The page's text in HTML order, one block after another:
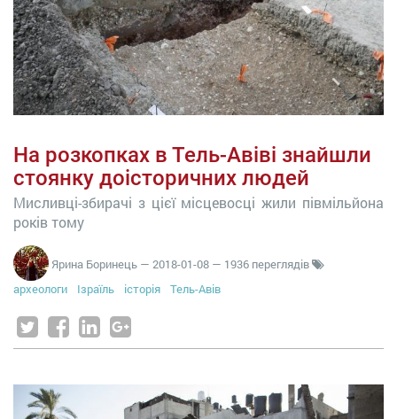
На розкопках в Тель-Авіві знайшли
стоянку доісторичних людей
Мисливці-збирачі з цієї місцевосці жили півмільйона
років тому
Ярина Боринець — 2018-01-08 — 1936 переглядів
археологи
Ізраїль історія Тель-Авів